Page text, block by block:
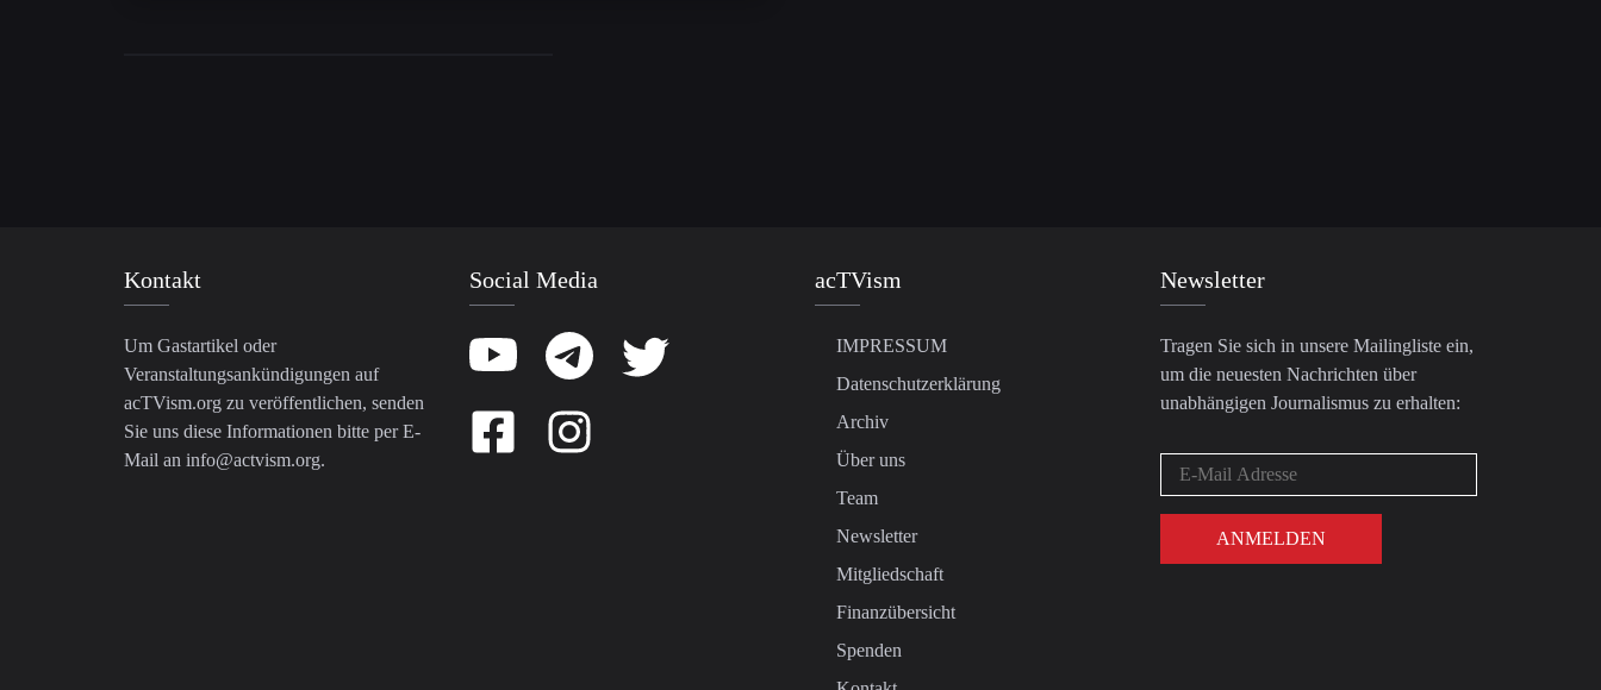
Kontakt
Um Gastartikel oder
Veranstaltungsankündigungen auf
acTVism.org zu veröffentlichen, senden
Sie uns diese Informationen bitte per E-
Mail an info@actvism.org.
Social Media acTVism
IMPRESSUM
Datenschutzerklärung
Archiv
Über uns
Team
Newsletter
Mitgliedschaft
Finanzübersicht
Spenden
Newsletter
Tragen Sie sich in unsere Mailingliste ein,
um die neuesten Nachrichten über
unabhängigen Journalismus zu erhalten: